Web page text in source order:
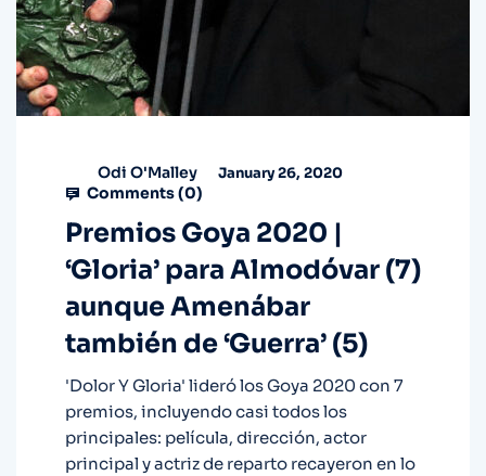
Odi O'Malley January 26, 2020
Comments (0)
Premios Goya 2020 |
‘Gloria’ para Almodóvar (7)
aunque Amenábar
también de ‘Guerra’ (5)
'Dolor Y Gloria' lideró los Goya 2020 con 7
premios, incluyendo casi todos los
principales: película, dirección, actor
principal y actriz de reparto recayeron en lo